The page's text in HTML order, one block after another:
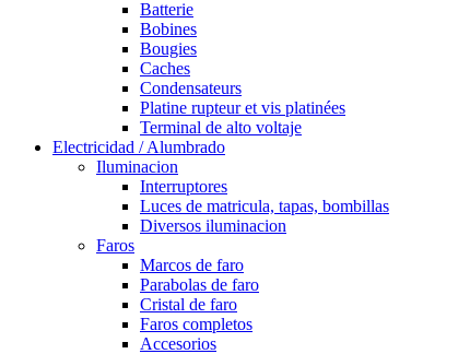
Batterie
Bobines
Bougies
Caches
Condensateurs
Platine rupteur et vis platinées
Terminal de alto voltaje
Electricidad / Alumbrado
Iluminacion
Interruptores
Luces de matricula, tapas, bombillas
Diversos iluminacion
Faros
Marcos de faro
Parabolas de faro
Cristal de faro
Faros completos
Accesorios